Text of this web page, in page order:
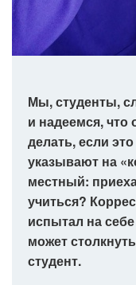
Мы, студенты,
и надеемся, что
делать, если
указывают на
местный:
учиться?
испытал на
может
студент.